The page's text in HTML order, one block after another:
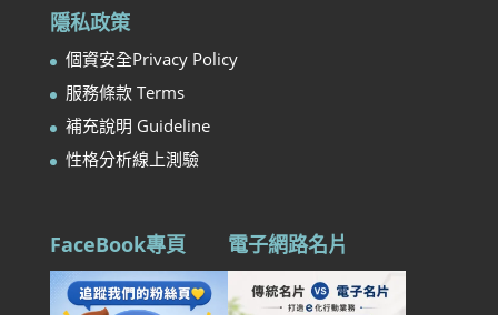
隱私政策
個資安全Privacy Policy
服務條款 Terms
補充說明 Guideline
性格分析線上測驗
FaceBook專頁 電子網路名片
chaty